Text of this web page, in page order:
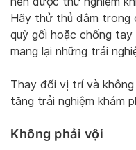
Hãy thử thủ dâm trong
quỳ gối hoặc chống
mang lại những trải
Thay đổi vị trí và
tăng trải nghiệm khám
Không phải vội